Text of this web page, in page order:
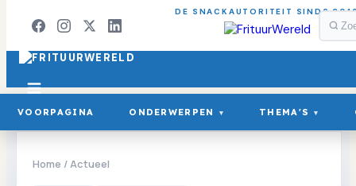
DE SNACKAUTORITEIT SINDS
VOORPAGINA ONDERWERPEN ▾ THEMA'S ▾
Home /Actueel